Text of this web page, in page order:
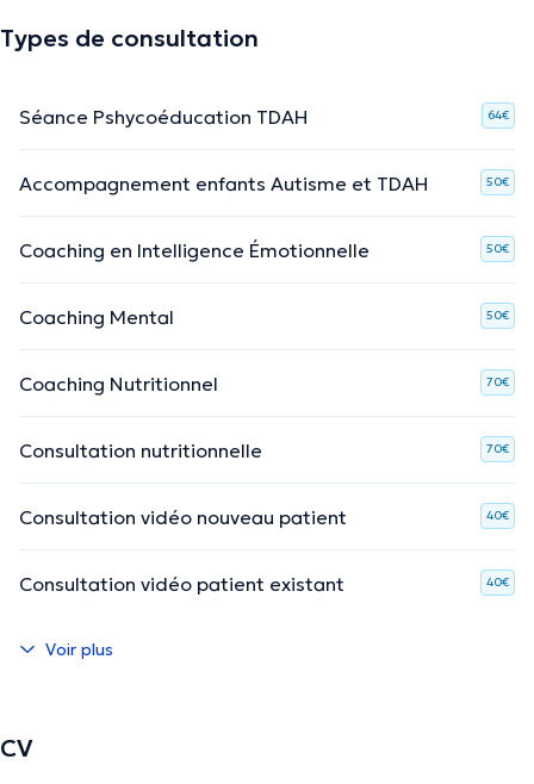
Types de consultation
Séance Pshycoéducation TDAH 64€
Accompagnement enfants Autisme et TDAH 50€
Coaching en Intelligence Émotionnelle 50€
Coaching Mental 50€
Coaching Nutritionnel 70€
Consultation nutritionnelle 70€
Consultation vidéo nouveau patient 40€
Consultation vidéo patient existant 40€
Voir plus
CV